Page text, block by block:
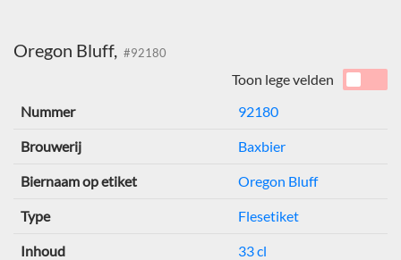
Oregon Bluff, #92180
Toon lege velden
Nummer
92180
Brouwerij Baxbier
Biernaam op etiket Oregon Bluff
Type Flesetiket
Inhoud 33 cl